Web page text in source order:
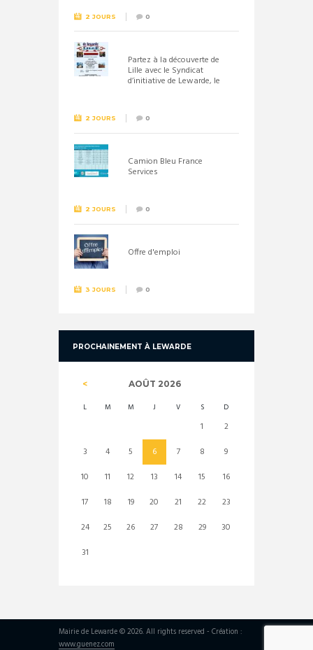
2 JOURS 0
Partez à la découverte de
Lille avec le Syndicat
d’initiative de Lewarde, le
2 JOURS 0
Camion Bleu France
Services
2 JOURS 0
Offre d'emploi
3 JOURS 0
PROCHAINEMENT À LEWARDE
AOÛT 2026
L M M J V S D
1
2
3
4 5 6 7 8
9
10
11 12 13 14 15
16
17
18 19 20 21 22
23
24
25 26 27 28 29
30
31
Mairie de Lewarde © 2026. All rights reserved - Création :
www.guenez.com